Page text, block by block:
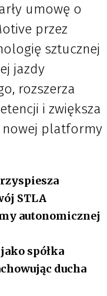
umowę o
przez
sztucznej
jazdy
rozszerza
i zwiększa
platformy
STLA
autonomicznej
spółka
ducha